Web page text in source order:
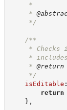
*
*
*/
/**
* Checks if
* includes
* @return
*/
isEditable :
return
} ,